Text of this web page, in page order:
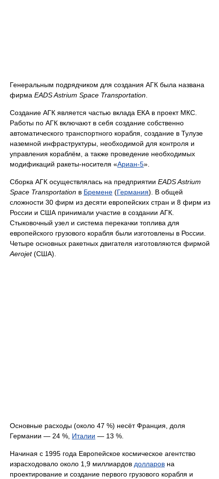
Генеральным подрядчиком для создания АГК была названа
фирма EADS Astrium Space Transportation
Создание АГК является частью вклада ЕКА в проект МКС.
Работы по АГК включают в себя создание собственно
автоматического транспортного корабля, создание в Тулузе
наземной инфраструктуры, необходимой для контроля и
управления кораблём, а также проведение необходимых
модификаций ракеты-носителя «Ариан-5».
Сборка АГК осуществлялась на предприятии EADS Astrium
Space Transportation в Бремене (Германия). В общей
сложности 30 фирм из десяти европейских стран и 8 фирм из
России и США принимали участие в создании АГК.
Стыковочный узел и система перекачки топлива для
европейского грузового корабля были изготовлены в России.
Четыре основных ракетных двигателя изготовляются фирмой
Aerojet(США).
Основные расходы (около 47 %) несёт Франция, доля
Германии — 24 %, Италии — 13 %.
Начиная с 1995 года Европейское космическое агентство
израсходовало около 1,9 миллиардов долларов на
проектирование и создание первого грузового корабля и